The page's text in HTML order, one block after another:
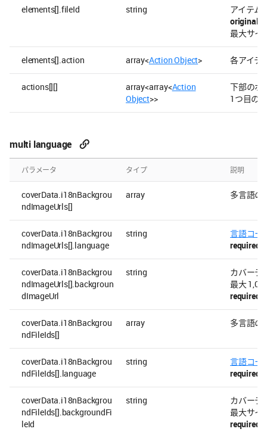
elements[].fileId string
アイテム
最大サイ
elements[].action array<Action Object> 各アイテ
actions[][] array<array<Action
Object>>
下部のボ
1つ目の
multi language
パラメータ タイプ 説明
coverData.i18nBackgrou
ndImageUrls[]
array 多言語の
coverData.i18nBackgrou
ndImageUrls[].language
string
言語コー
required
coverData.i18nBackgrou
ndImageUrls[].backgroun
dImageUrl
string
カバーデ
最大
required
coverData.i18nBackgrou
ndFileIds[]
array 多言語の
coverData.i18nBackgrou
ndFileIds[].language
string
言語コー
required
coverData.i18nBackgrou
ndFileIds[].backgroundFi
leId
string
カバーデ
最大サイ
required